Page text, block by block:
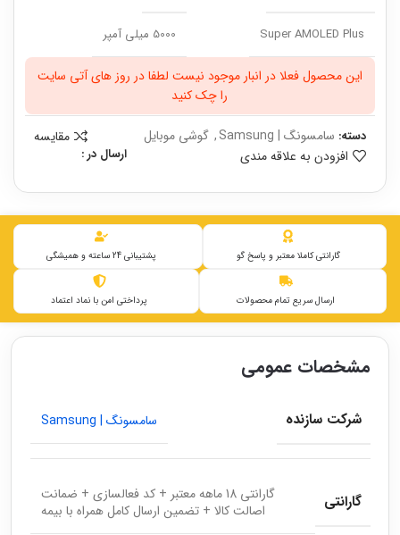
Super AMOLED Plus 5000 میلی آمپر
این محصول فعلا در انبار موجود نیست لطفا در روز های آتی سایت
را چک کنید
دسته: سامسونگ | Samsung , گوشی موبایل
مقایسه
افزودن به علاقه مندی
ارسال در :
گارانتی کاملا معتبر و پاسخ گو پشتیبانی 24 ساعته و همیشگی
ارسال سریع تمام محصولات پرداختی امن با نماد اعتماد
مشخصات عمومی
شرکت سازنده سامسونگ | Samsung
گارانتی
گارانتی 18 ماهه معتبر + کد فعالسازی + ضمانت
اصالت کالا + تضمین ارسال کامل همراه با بیمه